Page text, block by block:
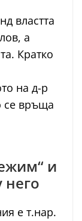
властта
а
Кратко
на д-р
се връща
и
него
е т.нар.